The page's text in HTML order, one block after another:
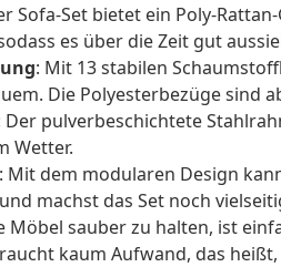
Sofa-Set bietet ein Poly-
es über die Zeit gut
: Mit 13 stabilen
Die Polyesterbezüge sind
Der pulverbeschichtete
Wetter.
: Mit dem modularen Design
machst das Set noch
Möbel sauber zu halten, ist
kaum Aufwand, das